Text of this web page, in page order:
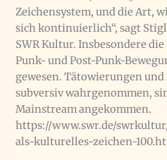
Zeichensystem, und die Art,
sich kontinuierlich“, sagt
SWR Kultur. Insbesondere
Punk- und Post-Punk-
gewesen. Tätowierungen
subversiv wahrgenommen,
Mainstream angekommen.
https://www.swr.de/
als-kulturelles-zeichen-